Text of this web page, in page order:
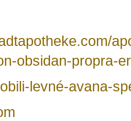
obsidan-propra-
levné-avana-